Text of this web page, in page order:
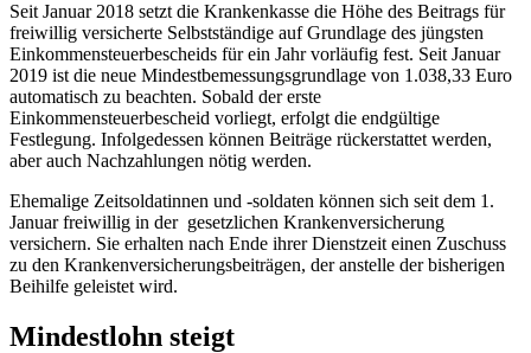
Seit Januar 2018 setzt die Krankenkasse die Höhe des Beitrags für
freiwillig versicherte Selbstständige auf Grundlage des jüngsten
Einkommensteuerbescheids für ein Jahr vorläufig fest. Seit Januar
2019 ist die neue Mindestbemessungsgrundlage von 1.038,33 Euro
automatisch zu beachten. Sobald der erste
Einkommensteuerbescheid vorliegt, erfolgt die endgültige
Festlegung. Infolgedessen können Beiträge rückerstattet werden,
aber auch Nachzahlungen nötig werden.
Ehemalige Zeitsoldatinnen und -soldaten können sich seit dem 1.
Januar freiwillig in der gesetzlichen Krankenversicherung
versichern. Sie erhalten nach Ende ihrer Dienstzeit einen Zuschuss
zu den Krankenversicherungsbeiträgen, der anstelle der bisherigen
Beihilfe geleistet wird.
Mindestlohn steigt